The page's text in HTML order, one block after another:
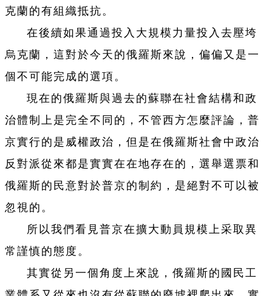
克蘭的有組織抵抗。
在後續如果通過投入大規模力量投入去壓垮
烏克蘭，這對於今天的俄羅斯來說，偏偏又是一
個不可能完成的選項。
現在的俄羅斯與過去的蘇聯在社會結構和政
治體制上是完全不同的，不管西方怎麼評論，普
京實行的是威權政治，但是在俄羅斯社會中政治
反對派從來都是實實在在地存在的，選舉選票和
俄羅斯的民意對於普京的制約，是絕對不可以被
忽視的。
所以我們看見普京在擴大動員規模上采取異
常謹慎的態度。
其實從另一個角度上來說，俄羅斯的國民工